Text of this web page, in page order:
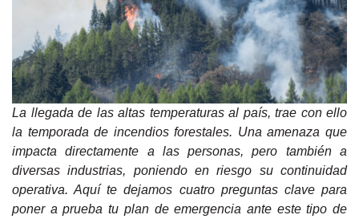
La llegada de las altas temperaturas al país, trae con ello
la temporada de incendios forestales. Una amenaza que
impacta directamente a las personas, pero también a
diversas industrias, poniendo en riesgo su continuidad
operativa. Aquí te dejamos cuatro preguntas clave para
poner a prueba tu plan de emergencia ante este tipo de